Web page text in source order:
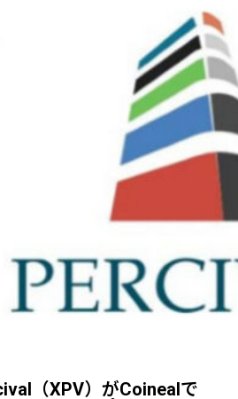
（XPV）がCoinealで